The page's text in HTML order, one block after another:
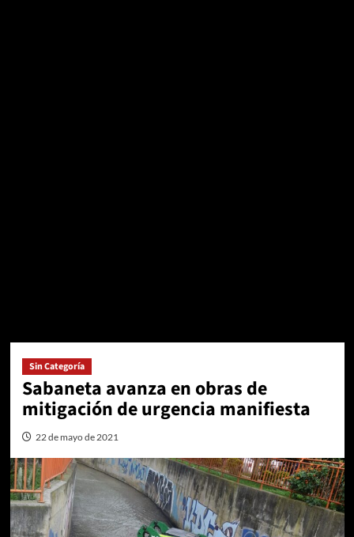
Sin Categoría
Sabaneta avanza en obras de
mitigación de urgencia manifiesta
22 de mayo de 2021